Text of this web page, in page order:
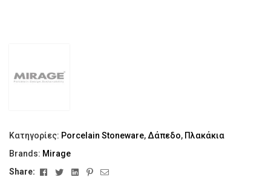
Κατηγορίες: Porcelain Stoneware, Δάπεδο, Πλακάκια
Brands: Mirage
Share:
FacebookTwitterLinkedinPinterest
Email